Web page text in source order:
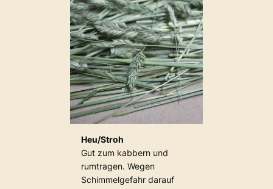
Heu/Stroh
Gut zum kabbern und
rumtragen. Wegen
Schimmelgefahr darauf